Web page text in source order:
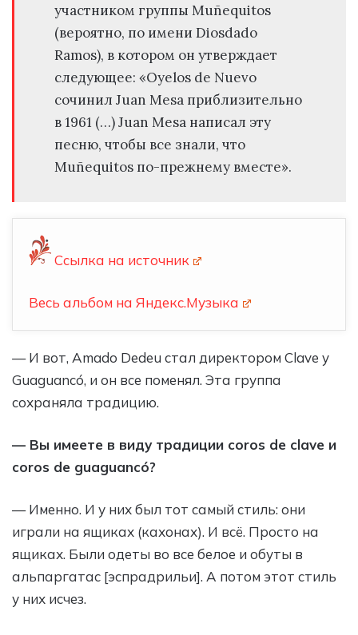
участником группы Muñequitos
(вероятно, по имени Diosdado
Ramos), в котором он утверждает
следующее: «Oyelos de Nuevo
сочинил Juan Mesa приблизительно
в 1961 (…) Juan Mesa написал эту
песню, чтобы все знали, что
Muñequitos по-прежнему вместе».
Ссылка на источник
Весь альбом на Яндекс.Музыка
—И вот, Amado Dedeu стал директором Clave y
Guaguancó, и он все поменял. Эта группа
сохраняла традицию.
— Вы имеете в виду традиции coros de clave и
coros de guaguancó?
— Именно. И у них был тот самый стиль: они
играли на ящиках (кахонах). И всё. Просто на
ящиках. Были одеты во все белое и обуты в
альпаргатас [эспрадрильи]. А потом этот стиль
у них исчез.